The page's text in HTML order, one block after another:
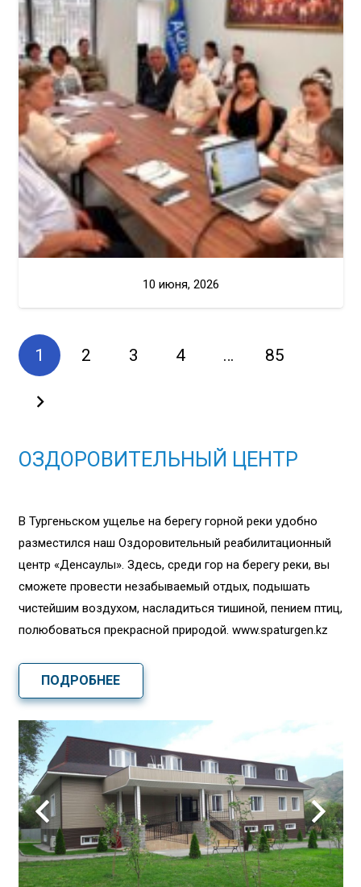
10 июня, 2026
1 2 3 4 … 85
ОЗДОРОВИТЕЛЬНЫЙ ЦЕНТР
В Тургеньском ущелье на берегу горной реки удобно
разместился наш Оздоровительный реабилитационный
центр «Денсаулық». Здесь, среди гор на берегу реки, вы
сможете провести незабываемый отдых, подышать
чистейшим воздухом, насладиться тишиной, пением птиц,
полюбоваться прекрасной природой. www.spaturgen.kz
ПОДРОБНЕЕ